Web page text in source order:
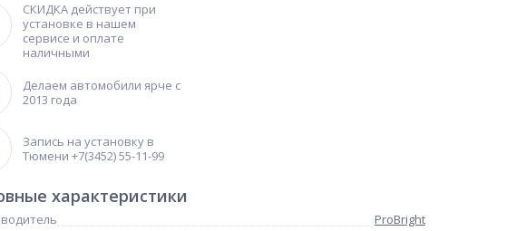
СКИДКА действует при
установке в нашем
сервисе и оплате
наличными
Делаем автомобили ярче с
2013 года
Запись на установку в
Тюмени +7(3452) 55-11-99
характеристики
ProBright